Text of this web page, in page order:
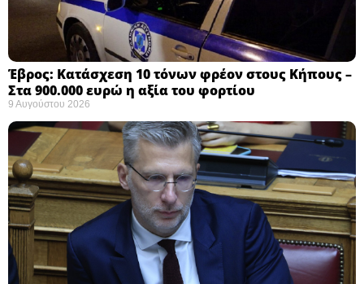
Έβρος: Κατάσχεση 10 τόνων φρέον στους Κήπους –
Στα 900.000 ευρώ η αξία του φορτίου ​
9 Αυγούστου 2026